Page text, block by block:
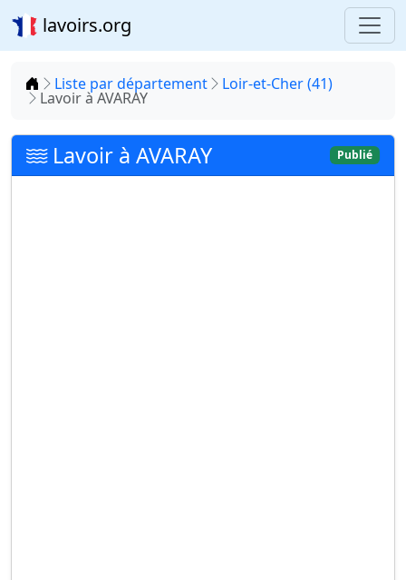
lavoirs.org
Accueil
Liste par département Loir-et-Cher (41)
Lavoir à AVARAY
Lavoir à AVARAY Publié